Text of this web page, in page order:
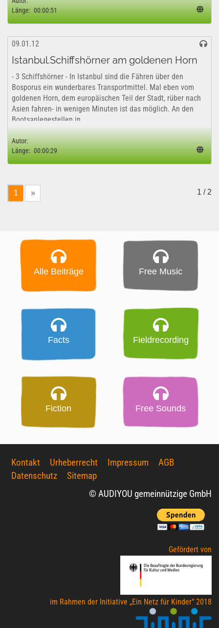
Länge: 00:00:51
09.01.12
Istanbul.Schiffshörner am goldenen Horn
- 3 Schiffshörner - In Istanbul sind die Fähren über den
Bosporus ein wunderbares Transportmittel. Mal eben vom
goldenen Horn, dem europäischen Teil der Stadt, rüber nach
Asien fahren- in wenigen Minuten ist das möglich. An den
Bootsanlegestellen in...
Autor:
Länge: 00:00:29
1 » 1 / 2
Alle Beiträge Free Music
Facts Fieldrecording
Fiction Free Sounds
Kontakt Urheberrecht Impressum
AGB
Datenschutz
Sitemap
© AUDIYOU gemeinnützige GmbH
Gefördert von
im Rahmen der Initiative „Ein Netz für Kinder“ 2018